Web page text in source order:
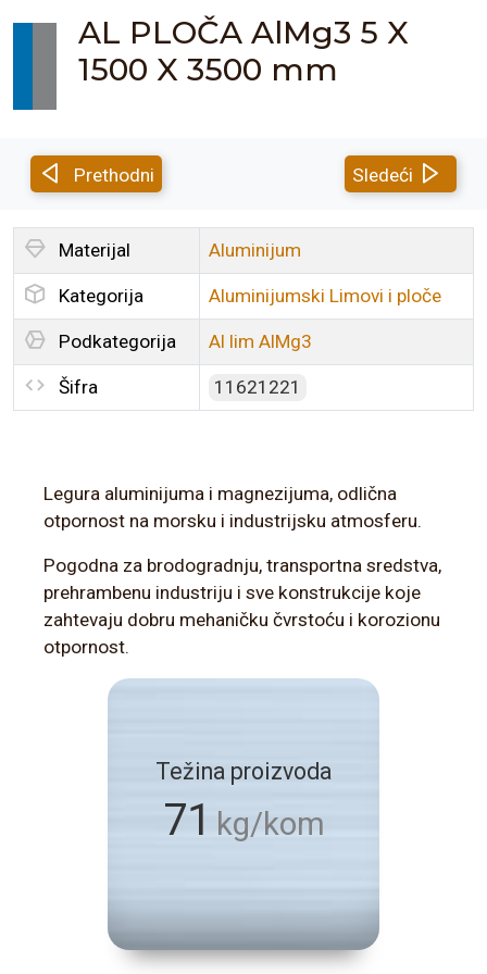
AL PLOČA AlMg3 5 X
1500 X 3500 mm
Prethodni Sledeći
Materijal Aluminijum
Kategorija Aluminijumski Limovi i ploče
Podkategorija Al lim AlMg3
Šifra 11621221
Legura aluminijuma i magnezijuma, odlična
otpornost na morsku i industrijsku atmosferu.
Pogodna za brodogradnju, transportna sredstva,
prehrambenu industriju i sve konstrukcije koje
zahtevaju dobru mehaničku čvrstoću i korozionu
otpornost.
Težina proizvoda
71 kg/kom